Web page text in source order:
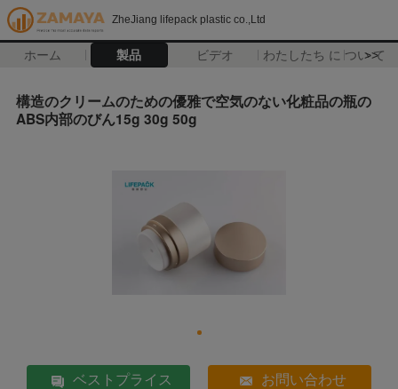
ZheJiang lifepack plastic co.,Ltd
ホーム 製品 ビデオ わたしたち に つい て
>>
構造のクリームのための優雅で空気のない化粧品の瓶の
ABS内部のびん15g 30g 50g
ベストプライス お問い合わせ